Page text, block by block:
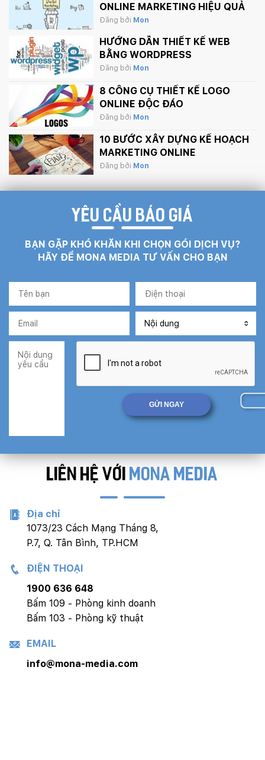
ONLINE MARKETING HIỆU QUẢ
Đăng bởi Mon
HƯỚNG DẪN THIẾT KẾ WEB
BẰNG WORDPRESS
Đăng bởi Mon
8 CÔNG CỤ THIẾT KẾ LOGO
ONLINE ĐỘC ĐÁO
Đăng bởi Mon
10 BƯỚC XÂY DỰNG KẾ HOẠCH
MARKETING ONLINE
Đăng bởi Mon
YÊU CẦU BÁO GIÁ
BẠN GẶP KHÓ KHĂN KHI CHỌN GÓI DỊCH VỤ?
HÃY ĐỂ MONA MEDIA TƯ VẤN CHO BẠN
LIÊN HỆ VỚI MONA MEDIA
Địa chỉ
1073/23 Cách Mạng Tháng 8,
P.7, Q. Tân Bình, TP.HCM
ĐIỆN THOẠI
1900 636 648
Bấm 109 - Phòng kinh doanh
Bấm 103 - Phòng kỹ thuật
EMAIL
info@mona-media.com